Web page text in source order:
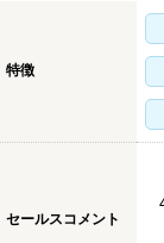
特徴
セールスコメント